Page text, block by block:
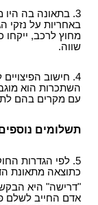
הנכים?
צליפת שוט,
דירוג עורכי
מומחה רפואי
3. בתאונה בה
באחריות על נזקי
מחוץ לרכב,
שווה.
4. חישוב
השתכרות הוא
עם מקרים בהם
תשלומים
5. לפי הגדרות
כתוצאה מתאונת
"דרישה" היא
אדם החייב לשלם